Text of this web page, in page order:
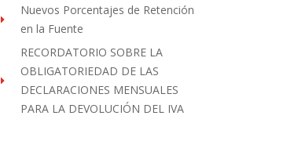
Nuevos Porcentajes de Retención
en la Fuente
RECORDATORIO SOBRE LA
OBLIGATORIEDAD DE LAS
DECLARACIONES MENSUALES
PARA LA DEVOLUCIÓN DEL IVA